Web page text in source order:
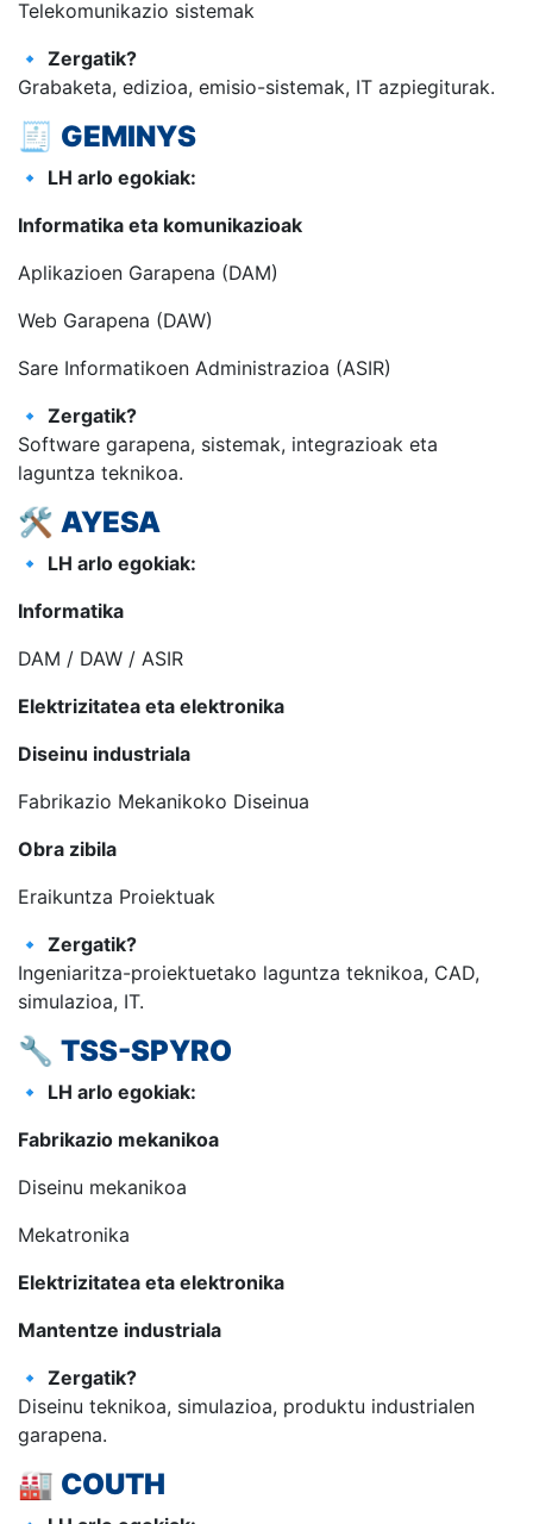
Telekomunikazio sistemak
🔹 Zergatik?
Grabaketa, edizioa, emisio-sistemak, IT azpiegiturak.
🧾 GEMINYS
🔹 LH arlo egokiak:
Informatika eta komunikazioak
Aplikazioen Garapena (DAM)
Web Garapena (DAW)
Sare Informatikoen Administrazioa (ASIR)
🔹 Zergatik?
Software garapena, sistemak, integrazioak eta
laguntza teknikoa.
🛠️ AYESA
🔹 LH arlo egokiak:
Informatika
DAM / DAW / ASIR
Elektrizitatea eta elektronika
Diseinu industriala
Fabrikazio Mekanikoko Diseinua
Obra zibila
Eraikuntza Proiektuak
🔹 Zergatik?
Ingeniaritza-proiektuetako laguntza teknikoa, CAD,
simulazioa, IT.
🔧 TSS-SPYRO
🔹 LH arlo egokiak:
Fabrikazio mekanikoa
Diseinu mekanikoa
Mekatronika
Elektrizitatea eta elektronika
Mantentze industriala
🔹 Zergatik?
Diseinu teknikoa, simulazioa, produktu industrialen
garapena.
🏭 COUTH